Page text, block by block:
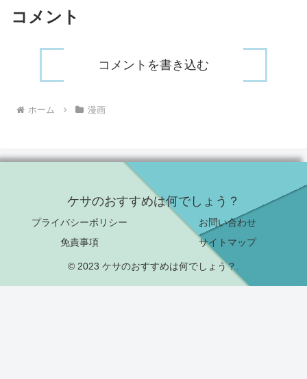
コメント
コメントを書き込む
ホーム 漫画
ケサのおすすめは何でしょう？
プライバシーポリシー
お問い合わせ
免責事項
サイトマップ
© 2023 ケサのおすすめは何でしょう？.